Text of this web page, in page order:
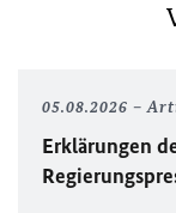
05.08.2026
Erklärungen